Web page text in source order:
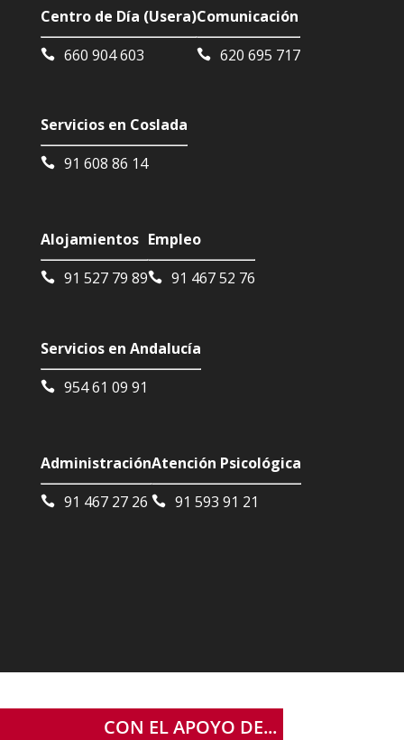
Centro de Día (Usera)
660 904 603
Comunicación
620 695 717
Servicios en Coslada
91 608 86 14
Alojamientos
91 527 79 89
Empleo
91 467 52 76
Servicios en Andalucía
954 61 09 91
Administración
91 467 27 26
Atención Psicológica
91 593 91 21
CON EL APOYO DE...